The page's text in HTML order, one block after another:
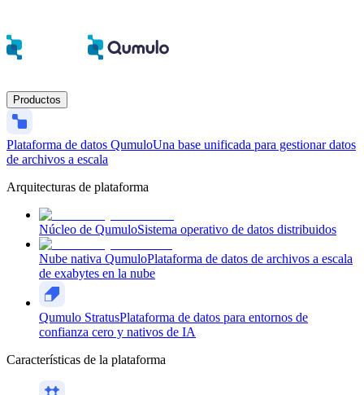
Productos
Plataforma de datos QumuloUna base unificada para gestionar datos
de archivos a escala
Arquitecturas de plataforma
Núcleo de QumuloSistema operativo de datos distribuidos
Nube nativa QumuloPlataforma de datos de archivos a escala
de exabytes en la nube
Qumulo StratusPlataforma de datos para entornos de
confianza cero y nativos de IA
Características de la plataforma